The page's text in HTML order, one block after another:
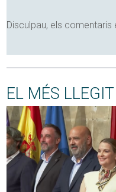
Disculpau, els
EL MÉS LLEGIT